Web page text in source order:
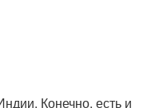
Конечно, есть и